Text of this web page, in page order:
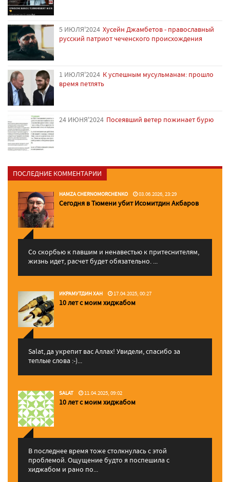
5 ИЮЛЯ'2024 Хусейн Джамбетов - православный
русский патриот чеченского происхождения
1 ИЮЛЯ'2024 К успешным мусульманам: прошло
время петлять
24 ИЮНЯ'2024 Посеявший ветер пожинает бурю
ПОСЛЕДНИЕ КОММЕНТАРИИ
HAMZA CHERNOMORCHENKO 03.06.2026, 23:29
Сегодня в Тюмени убит Исомитдин Акбаров
Со скорбью к павшим и ненавестью к притеснителям,
жизнь идет, расчет будет обязательно. ...
ИКРАМУТДИН ХАН 17.04.2025, 00:27
10 лет с моим хиджабом
Salat, да укрепит вас Аллаx! Увидели, спасибо за
теплые слова :-)...
SALAT 11.04.2025, 09:02
10 лет с моим хиджабом
В последнее время тоже столкнулась с этой
проблемой. Ощущение будто я поспешила с
хиджабом и рано по...